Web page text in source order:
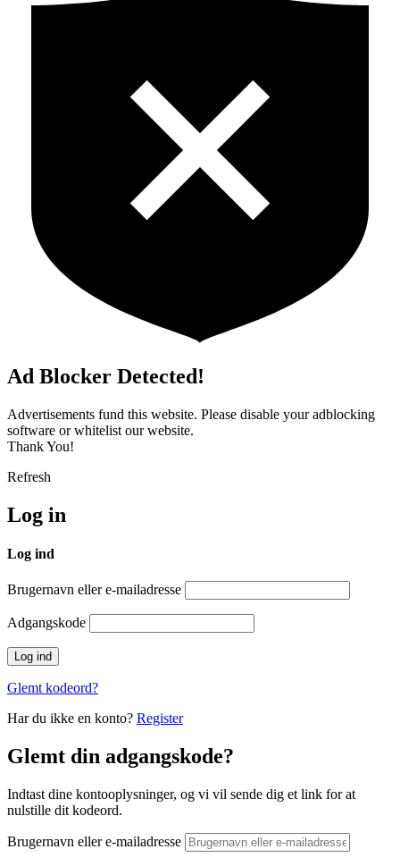
Ad Blocker Detected!
Advertisements fund this website. Please disable your adblocking
software or whitelist our website.
Thank You!
Refresh
Log in
Log ind
Brugernavn eller e-mailadresse
Adgangskode
Glemt kodeord?
Har du ikke en konto? Register
Glemt din adgangskode?
Indtast dine kontooplysninger, og vi vil sende dig et link for at
nulstille dit kodeord.
Brugernavn eller e-mailadresse